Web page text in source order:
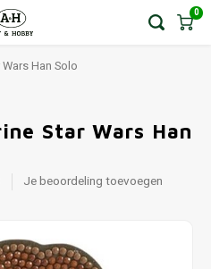
0
Han Solo
Star Wars Han
Je beoordeling toevoegen